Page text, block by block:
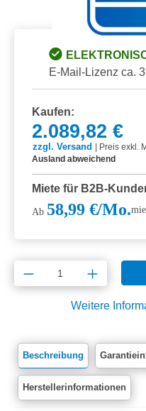
E-Mail-Lizenz ca.
Kaufen:
2.089,82 €
zzgl. Versand
Preis exkl.
Ausland abweichend
Miete für B2B-
Ab 58,99 €/Mo.
Produkt Anzahl:
Weitere
Beschreibung
Herstellerinformationen